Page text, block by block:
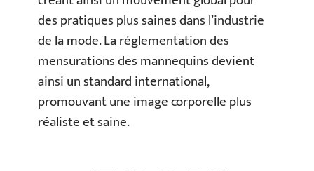
des pratiques plus saines dans l’industrie
de la mode. La réglementation des
mensurations des mannequins devient
ainsi un standard international,
promouvant une image corporelle plus
réaliste et saine.